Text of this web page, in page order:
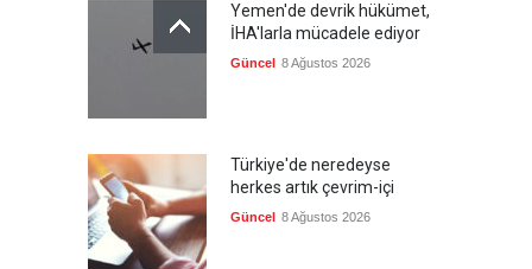
Yemen'de devrik hükümet,
İHA'larla mücadele ediyor
Güncel 8 Ağustos 2026
Türkiye'de neredeyse
herkes artık çevrim-içi
Güncel 8 Ağustos 2026